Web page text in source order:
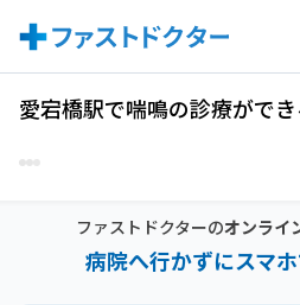
愛宕橋駅で喘鳴の診療がで
ファストドクターのオンライ
病院へ行かずにスマ